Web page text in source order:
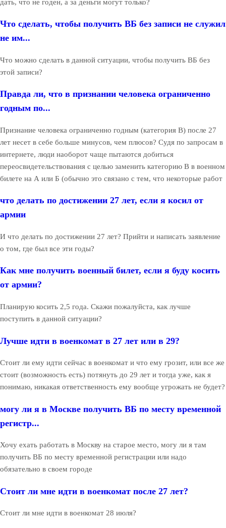
дать, что не годен, а за деньги могут только?
Что сделать, чтобы получить ВБ без записи не служил
не им...
Что можно сделать в данной ситуации, чтобы получить ВБ без
этой записи?
Правда ли, что в признании человека ограниченно
годным по...
Признание человека ограниченно годным (категория В) после 27
лет несет в себе больше минусов, чем плюсов? Судя по запросам в
интернете, люди наоборот чаще пытаются добиться
переосвидетельствования с целью заменить категорию В в военном
билете на А или Б (обычно это связано с тем, что некоторые работ
что делать по достижении 27 лет, если я косил от
армии
И что делать по достижении 27 лет? Прийти и написать заявление
о том, где был все эти годы?
Как мне получить военный билет, если я буду косить
от армии?
Планирую косить 2,5 года. Скажи пожалуйста, как лучше
поступить в данной ситуации?
Лучше идти в военкомат в 27 лет или в 29?
Стоит ли ему идти сейчас в военкомат и что ему грозит, или все же
стоит (возможность есть) потянуть до 29 лет и тогда уже, как я
понимаю, никакая ответственность ему вообще угрожать не будет?
могу ли я в Москве получить ВБ по месту временной
регистр...
Хочу ехать работать в Москву на старое место, могу ли я там
получить ВБ по месту временной регистрации или надо
обязательно в своем городе
Стоит ли мне идти в военкомат после 27 лет?
Стоит ли мне идти в военкомат 28 июля?